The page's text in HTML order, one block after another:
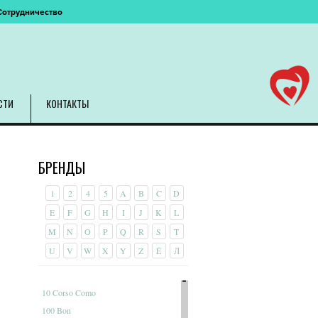
КОНТАКТЫ
БРЕНДЫ
1 2 4 5 A B C
D
E
F G H I J K
L
M
N O P Q R S
T
U
V W X Y Z É Л
10 Corso Como
100 Bon